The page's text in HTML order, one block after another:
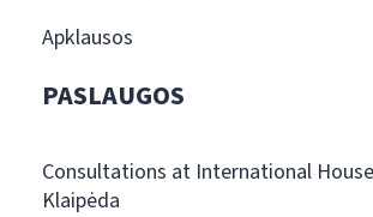
Apklausos
PASLAUGOS
Consultations at International
Klaipėda